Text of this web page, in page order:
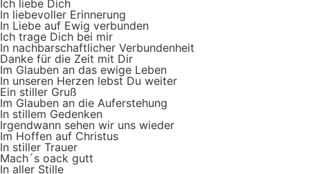
Ich liebe Dich
In liebevoller Erinnerung
In Liebe auf Ewig verbunden
Ich trage Dich bei mir
In nachbarschaftlicher Verbundenheit
Danke für die Zeit mit Dir
Im Glauben an das ewige Leben
In unseren Herzen lebst Du weiter
Ein stiller Gruß
Im Glauben an die Auferstehung
In stillem Gedenken
Irgendwann sehen wir uns wieder
Im Hoffen auf Christus
In stiller Trauer
Mach´s oack gutt
In aller Stille